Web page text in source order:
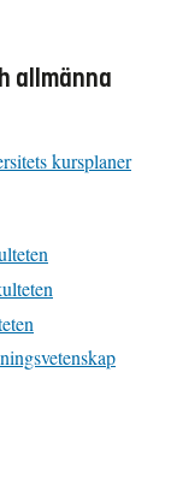
allmänna
kursplaner